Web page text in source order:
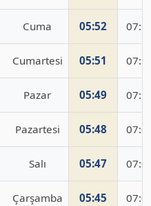
Cuma 05:52
Cumartesi 05:51
Pazar 05:49
Pazartesi 05:48
Salı 05:47
Çarşamba 05:45